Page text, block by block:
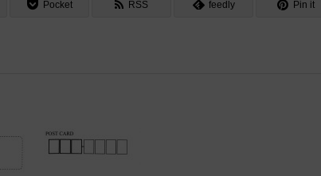
Pocket RSS feedly Pin it